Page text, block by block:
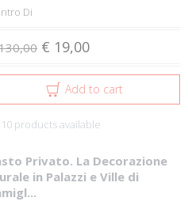
Di
€ 19,00
Add to cart
10 products available
Privato. La Decorazione
in Palazzi e Ville di